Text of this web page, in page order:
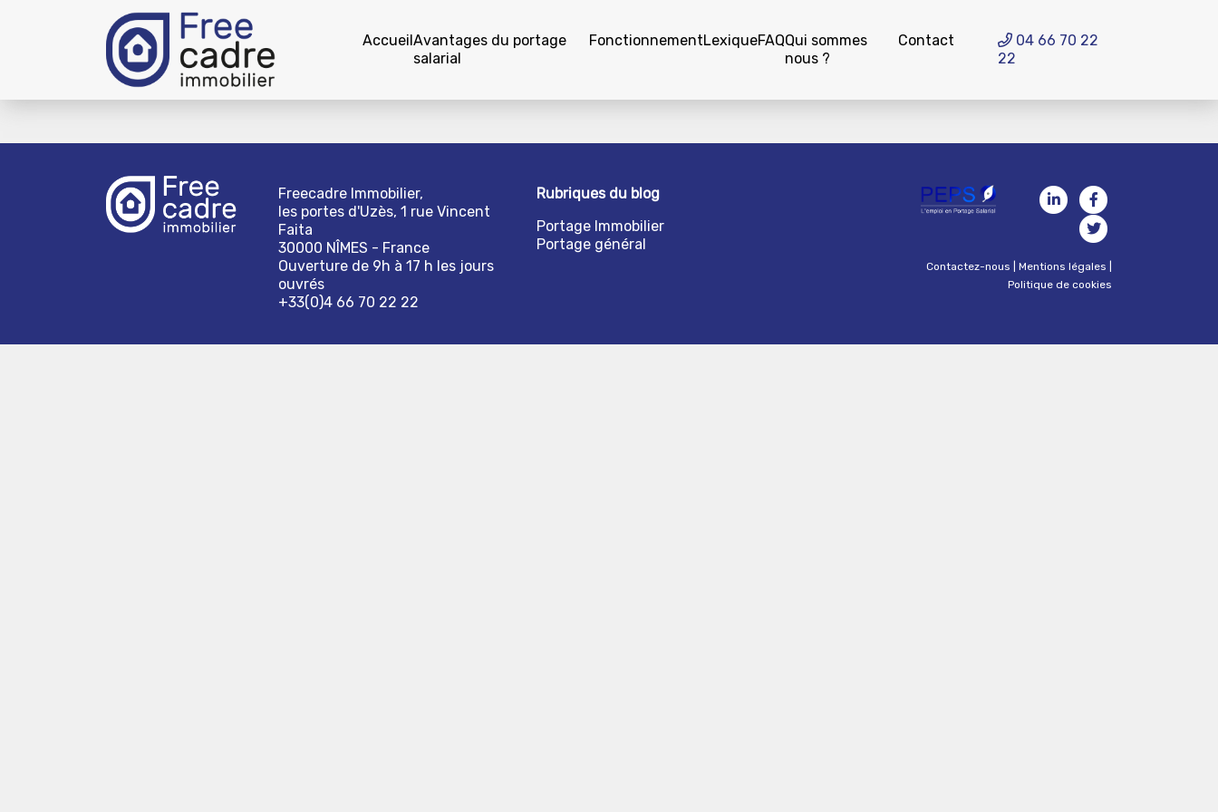
AccueilAvantages du portage
salarial
FonctionnementLexiqueFAQQui sommes
nous ?
Contact
04 66 70 22
22
Freecadre Immobilier,
les portes d'Uzès, 1 rue Vincent
Faita
30000 NÎMES - France
Ouverture de 9h à 17 h les jours
ouvrés
+33(0)4 66 70 22 22
Rubriques du blog
Portage Immobilier
Portage général
Contactez-nous Mentions légales
Politique de cookies